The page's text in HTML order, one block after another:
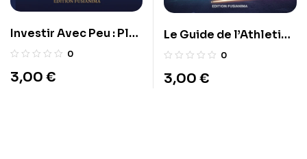
Investir Avec Peu : Plan
100€-Mois0
3,00 €
Le Guide de l’Athletic
Wellnes
0
3,00 €